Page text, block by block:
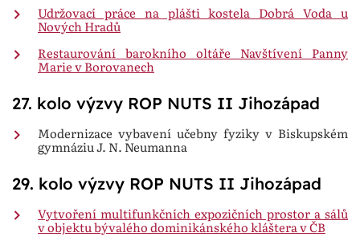
Udržovací práce na plášti kostela Dobrá Voda u
Nových Hradů
Restaurování barokního oltáře Navštívení Panny
Marie v Borovanech
27. kolo výzvy ROP NUTS II Jihozápad
Modernizace vybavení učebny fyziky v Biskupském
gymnáziu J. N. Neumanna
29. kolo výzvy ROP NUTS II Jihozápad
Vytvoření multifunkčních expozičních prostor a sálů
v objektu bývalého dominikánského kláštera v ČB